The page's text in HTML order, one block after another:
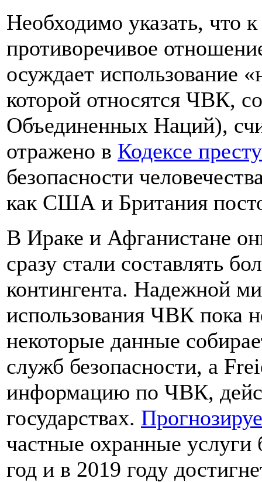
Необходимо указать, что
противоречивое
осуждает использование
которой относятся ЧВК,
Объединенных Наций),
отражено в Кодексе
безопасности
как США и Британия
В Ираке и Афганистане
сразу стали составлять
контингента. Надежной
использования ЧВК пока
некоторые данные
служб безопасности, а
информацию по ЧВК,
государствах.
частные охранные услуги
год и в 2019 году